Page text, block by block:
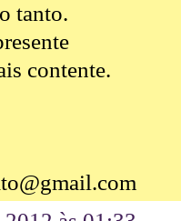
tanto.
contente.